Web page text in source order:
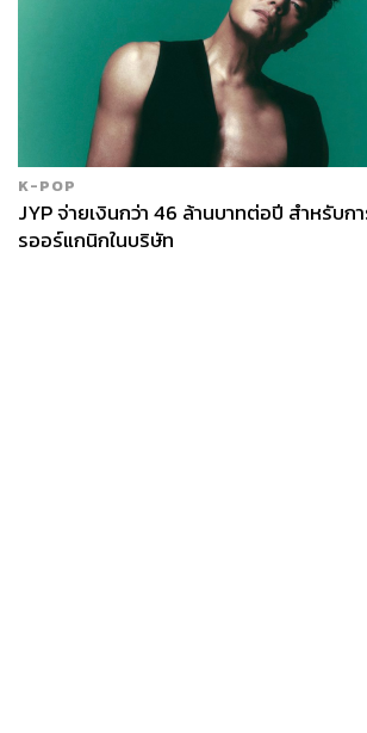
K-POP
JYP จ่ายเงินกว่า 46 ล้านบาทต่อปี สำหรับกา
รออร์แกนิกในบริษัท